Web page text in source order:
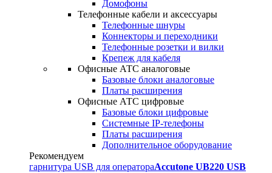
Домофоны
Телефонные кабели и аксессуары
Телефонные шнуры
Коннекторы и переходники
Телефонные розетки и вилки
Крепеж для кабеля
Офисные АТС аналоговые
Базовые блоки аналоговые
Платы расширения
Офисные АТС цифровые
Базовые блоки цифровые
Системные IP-телефоны
Платы расширения
Дополнительное оборудование
Рекомендуем
гарнитура USB для оператораAccutone UB220 USB